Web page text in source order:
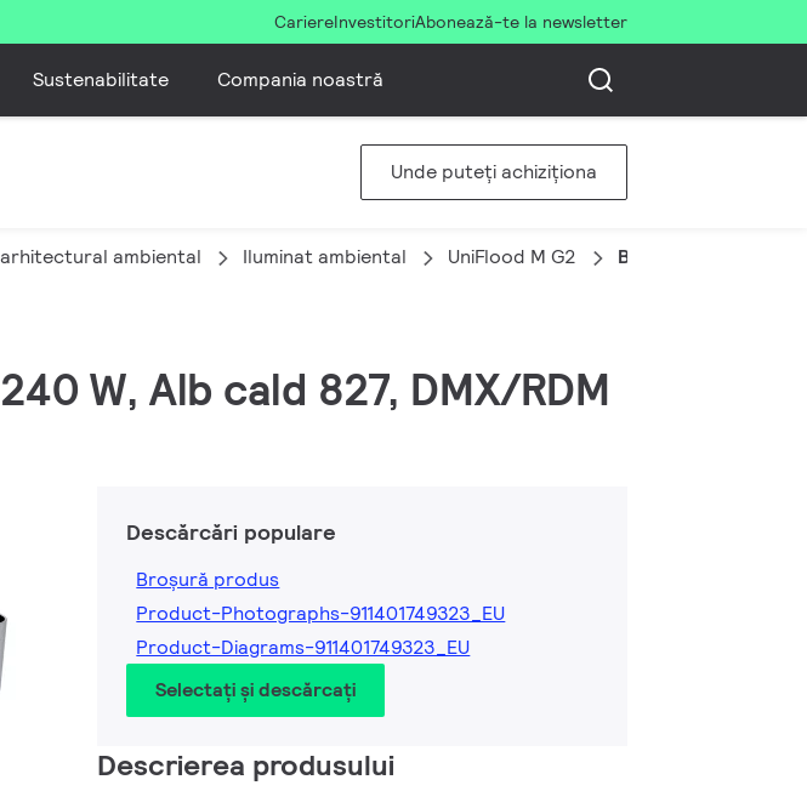
CariereInvestitoriAbonează-te la newsletter
Sustenabilitate Compania noastră
Unde puteți achiziționa
ambiental Iluminat ambiental UniFlood M G2 BVP354 120LED
W, Alb cald 827, DMX/RDM
Descărcări populare
Broșură produs
Product-Photographs-911401749323_EU
Product-Diagrams-911401749323_EU
Selectați și descărcați
Descrierea produsului